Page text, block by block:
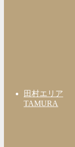
田村エリア
TAMURA